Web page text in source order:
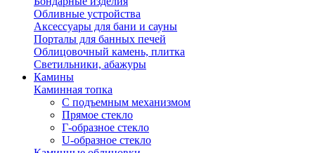
Обливные устройства
Аксессуары для бани и сауны
Порталы для банных печей
Облицовочный камень, плитка
Светильники, абажуры
Камины
Каминная топка
С подъемным механизмом
Прямое стекло
Г-образное стекло
U-образное стекло